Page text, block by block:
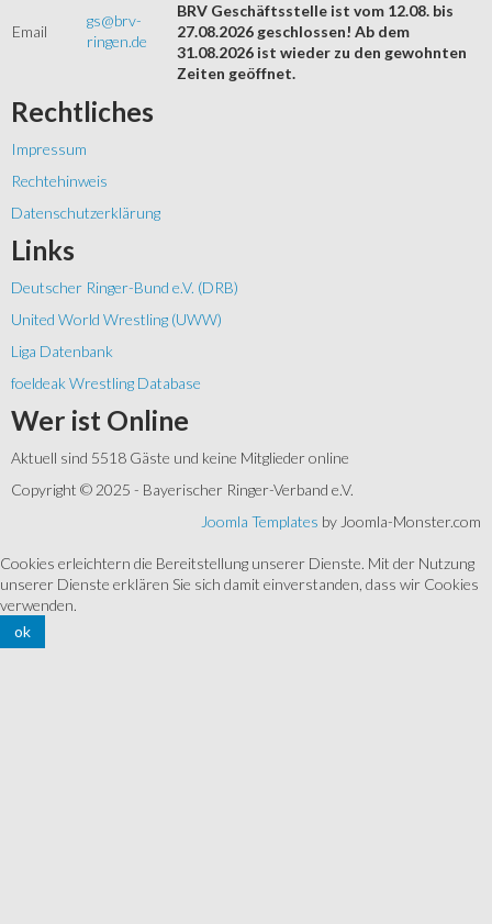
Email
gs@brv-
ringen.de
BRV Geschäftsstelle ist vom 12.08. bis
27.08.2026 geschlossen! Ab dem
31.08.2026 ist wieder zu den gewohnten
Zeiten geöffnet.
Rechtliches
Impressum
Rechtehinweis
Datenschutzerklärung
Links
Deutscher Ringer-Bund e.V. (DRB)
United World Wrestling (UWW)
Liga Datenbank
foeldeak Wrestling Database
Wer ist Online
Aktuell sind 5518 Gäste und keine Mitglieder online
Copyright © 2025 - Bayerischer Ringer-Verband e.V.
Joomla Templates by Joomla-Monster.com
Cookies erleichtern die Bereitstellung unserer Dienste. Mit der Nutzung
unserer Dienste erklären Sie sich damit einverstanden, dass wir Cookies
verwenden.
ok